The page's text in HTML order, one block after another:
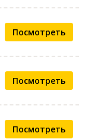
Посмотреть
Посмотреть
Посмотреть